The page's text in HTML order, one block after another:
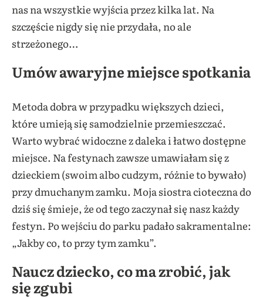
nas na wszystkie wyjścia przez kilka lat. Na
szczęście nigdy się nie przydała, no ale
strzeżonego…
Umów awaryjne miejsce spotkania
Metoda dobra w przypadku większych dzieci,
które umieją się samodzielnie przemieszczać.
Warto wybrać widoczne z daleka i łatwo dostępne
miejsce. Na festynach zawsze umawiałam się z
dzieckiem (swoim albo cudzym, różnie to bywało)
przy dmuchanym zamku. Moja siostra cioteczna do
dziś się śmieje, że od tego zaczynał się nasz każdy
festyn. Po wejściu do parku padało sakramentalne:
„Jakby co, to przy tym zamku”.
Naucz dziecko, co ma zrobić, jak
się zgubi